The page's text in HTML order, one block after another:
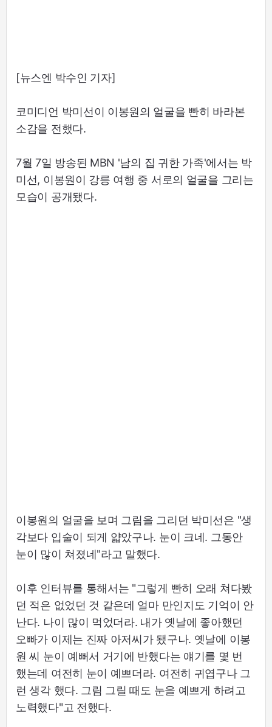
[뉴스엔 박수인 기자]
코미디언 박미선이 이봉원의 얼굴을 빤히 바라본
소감을 전했다.
7월 7일 방송된 MBN '남의 집 귀한 가족'에서는 박
미선, 이봉원이 강릉 여행 중 서로의 얼굴을 그리는
모습이 공개됐다.
이봉원의 얼굴을 보며 그림을 그리던 박미선은 "생
각보다 입술이 되게 얇았구나. 눈이 크네. 그동안
눈이 많이 쳐졌네"라고 말했다.
이후 인터뷰를 통해서는 "그렇게 빤히 오래 쳐다봤
던 적은 없었던 것 같은데 얼마 만인지도 기억이 안
난다. 나이 많이 먹었더라. 내가 옛날에 좋아했던
오빠가 이제는 진짜 아저씨가 됐구나. 옛날에 이봉
원 씨 눈이 예뻐서 거기에 반했다는 얘기를 몇 번
했는데 여전히 눈이 예쁘더라. 여전히 귀엽구나 그
런 생각 했다. 그림 그릴 때도 눈을 예쁘게 하려고
노력했다"고 전했다.